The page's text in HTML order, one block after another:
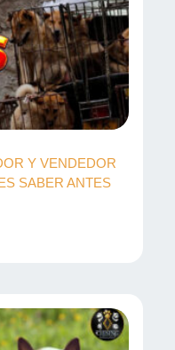
Y VENDEDOR
SABER ANTES